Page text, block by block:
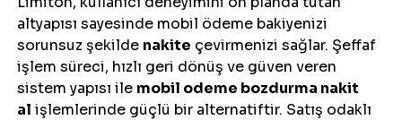
altyapısı sayesinde mobil ödeme bakiyenizi
sorunsuz şekilde nakite çevirmenizi sağlar. Şeffaf
işlem süreci, hızlı geri dönüş ve güven veren
sistem yapısı ile mobil odeme bozdurma nakit
al işlemlerinde güçlü bir alternatiftir. Satış odaklı